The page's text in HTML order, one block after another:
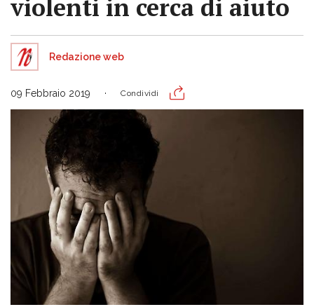
violenti in cerca di aiuto
Redazione web
09 Febbraio 2019 Condividi